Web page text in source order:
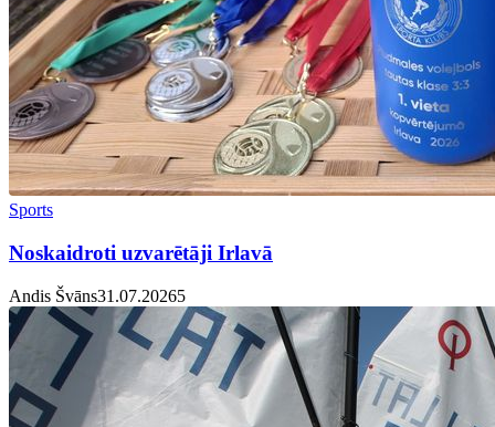
Sports
Noskaidroti uzvarētāji Irlavā
Andis Švāns31.07.20265